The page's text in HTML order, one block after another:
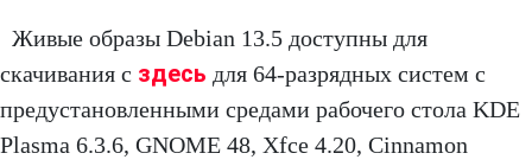
Живые образы Debian 13.5 доступны для
скачивания с здесь для 64-разрядных систем с
предустановленными средами рабочего стола KDE
Plasma 6.3.6, GNOME 48, Xfce 4.20, Cinnamon